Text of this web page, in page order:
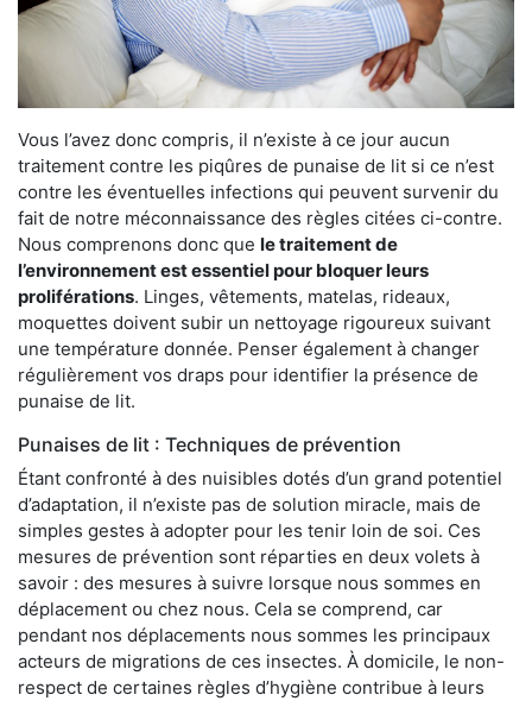
Vous l’avez donc compris, il n’existe à ce jour aucun
traitement contre les piqûres de punaise de lit si ce n’est
contre les éventuelles infections qui peuvent survenir du
fait de notre méconnaissance des règles citées ci-contre.
Nous comprenons donc que le traitement de
l’environnement est essentiel pour bloquer leurs
proliférations. Linges, vêtements, matelas, rideaux,
moquettes doivent subir un nettoyage rigoureux suivant
une température donnée. Penser également à changer
régulièrement vos draps pour identifier la présence de
punaise de lit.
Punaises de lit : Techniques de prévention
Étant confronté à des nuisibles dotés d’un grand potentiel
d’adaptation, il n’existe pas de solution miracle, mais de
simples gestes à adopter pour les tenir loin de soi. Ces
mesures de prévention sont réparties en deux volets à
savoir : des mesures à suivre lorsque nous sommes en
déplacement ou chez nous. Cela se comprend, car
pendant nos déplacements nous sommes les principaux
acteurs de migrations de ces insectes. À domicile, le non-
respect de certaines règles d’hygiène contribue à leurs